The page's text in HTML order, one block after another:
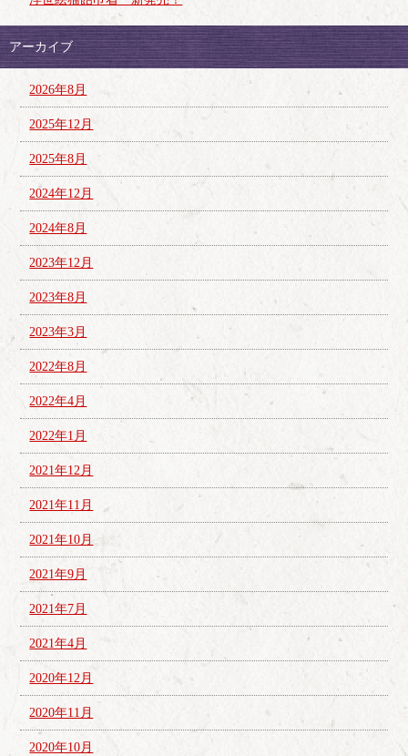
アーカイブ
2026年8月
2025年12月
2025年8月
2024年12月
2024年8月
2023年12月
2023年8月
2023年3月
2022年8月
2022年4月
2022年1月
2021年12月
2021年11月
2021年10月
2021年9月
2021年7月
2021年4月
2020年12月
2020年11月
2020年10月